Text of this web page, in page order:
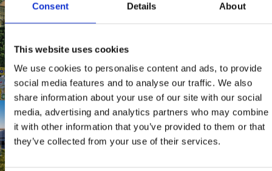
Consent Details About
This website uses cookies
We use cookies to personalise content and ads, to provide
social media features and to analyse our traffic. We also
share information about your use of our site with our social
media, advertising and analytics partners who may combine
it with other information that you’ve provided to them or that
they’ve collected from your use of their services.
HOTEL ESPERANTO
Mjesto:Mjesto: Selce
Udaljenost od mora:30 m
HOTEL AD TURRES